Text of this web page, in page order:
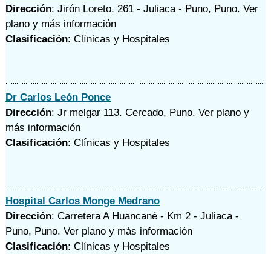
Dirección: Jirón Loreto, 261 - Juliaca - Puno, Puno. Ver
plano y más información
Clasificación: Clínicas y Hospitales
Dr Carlos León Ponce
Dirección: Jr melgar 113. Cercado, Puno. Ver plano y
más información
Clasificación: Clínicas y Hospitales
Hospital Carlos Monge Medrano
Dirección: Carretera A Huancané - Km 2 - Juliaca -
Puno, Puno. Ver plano y más información
Clasificación: Clínicas y Hospitales